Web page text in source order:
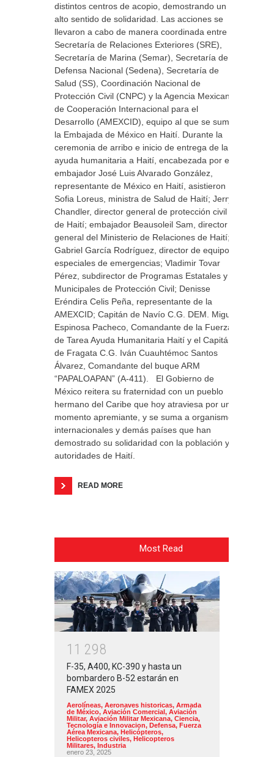
distintos centros de acopio, demostrando un
alto sentido de solidaridad. Las acciones se
llevaron a cabo de manera coordinada entre la
Secretaría de Relaciones Exteriores (SRE),
Secretaría de Marina (Semar), Secretaría de la
Defensa Nacional (Sedena), Secretaría de
Salud (SS), Coordinación Nacional de
Protección Civil (CNPC) y la Agencia Mexicana
de Cooperación Internacional para el
Desarrollo (AMEXCID), equipo al que se sumó
la Embajada de México en Haití. Durante la
ceremonia de arribo e inicio de entrega de la
ayuda humanitaria a Haití, encabezada por el
embajador José Luis Alvarado González,
representante de México en Haití, asistieron
Sofia Loreus, ministra de Salud de Haití; Jerry
Chandler, director general de protección civil
de Haití; embajador Beausoleil Sam, director
general del Ministerio de Relaciones de Haití;
Gabriel García Rodríguez, director de equipos
especiales de emergencias; Vladimir Tovar
Pérez, subdirector de Programas Estatales y
Municipales de Protección Civil; Denisse
Eréndira Celis Peña, representante de la
AMEXCID; Capitán de Navío C.G. DEM. Miguel
Espinosa Pacheco, Comandante de la Fuerza
de Tarea Ayuda Humanitaria Haití y el Capitán
de Fragata C.G. Iván Cuauhtémoc Santos
Álvarez, Comandante del buque ARM
“PAPALOAPAN” (A-411). El Gobierno de
México reitera su fraternidad con un pueblo
hermano del Caribe que hoy atraviesa por un
momento apremiante, y se suma a organismos
internacionales y demás países que han
demostrado su solidaridad con la población y
autoridades de Haití.
READ MORE
Most Read
1 1 298
F-35, A400, KC-390 y hasta un
bombardero B-52 estarán en
FAMEX 2025
Aerolíneas, Aeronaves historicas, Armada
de México, Aviación Comercial, Aviación
Militar, Aviación Militar Mexicana, Ciencia,
Tecnología e Innovacion, Defensa, Fuerza
Aérea Mexicana, Helicópteros,
Helicopteros civiles, Helicopteros
Militares, Industria
enero 23, 2025